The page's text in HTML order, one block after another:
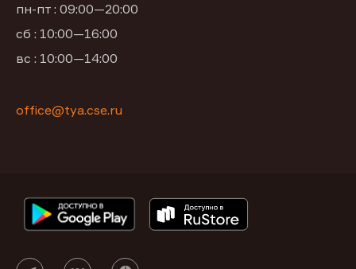
пн-пт : 09:00—20:00
сб : 10:00—16:00
вс : 10:00—14:00
office@tya.cse.ru